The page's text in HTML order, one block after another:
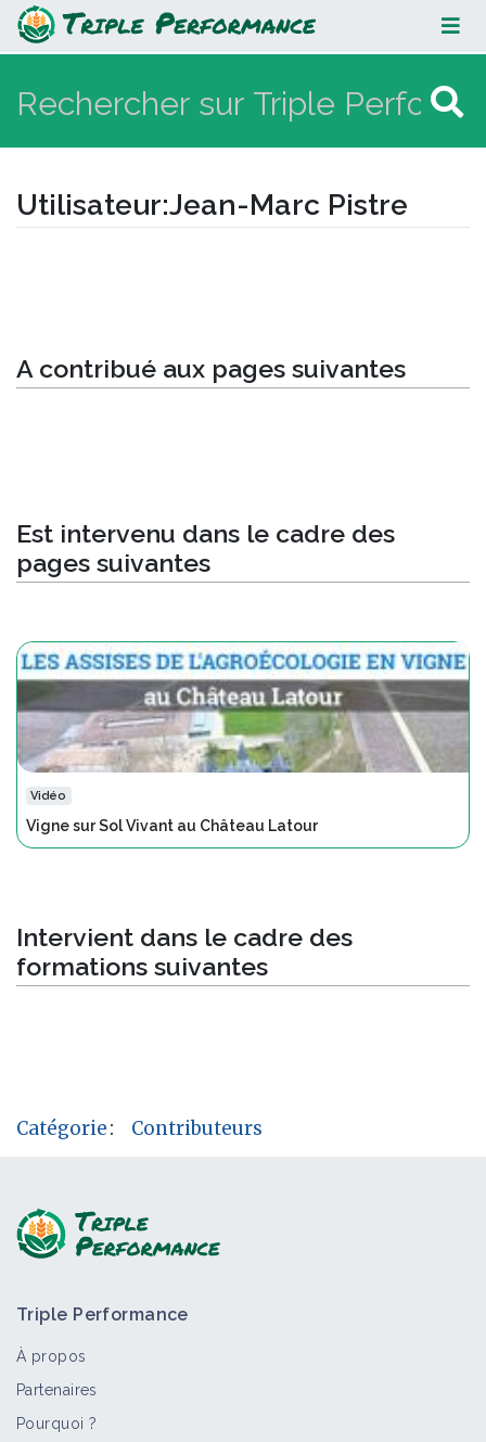
Jean-Marc Pistre
Utilisateur:Jean-Marc Pistre
A contribué aux pages suivantes
Est intervenu dans le cadre des
pages suivantes
Vidéo
Vigne sur Sol Vivant au Château Latour
Intervient dans le cadre des
formations suivantes
Catégorie: Contributeurs
Triple Performance
À propos
Partenaires
Pourquoi ?